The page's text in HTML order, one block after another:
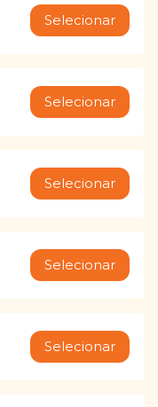
Selecionar
Selecionar
Selecionar
Selecionar
Selecionar